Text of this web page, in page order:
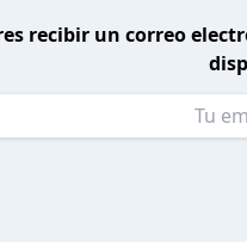
recibir un correo